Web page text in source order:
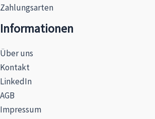
Zahlungsarten
Informationen
Über uns
Kontakt
LinkedIn
AGB
Impressum